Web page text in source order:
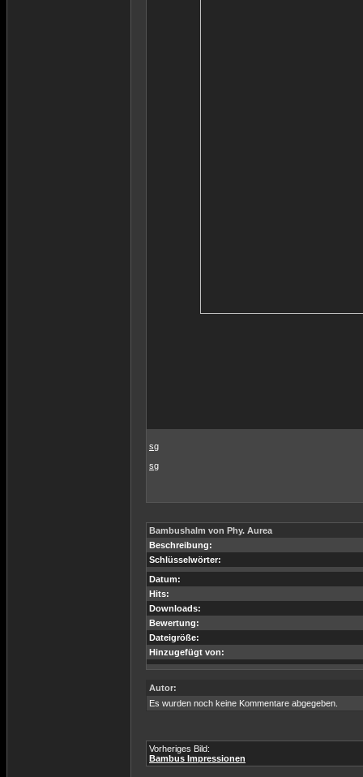
sg
sg
Bambushalm von Phy. Aurea
Beschreibung:
Schlüsselwörter:
Datum:
Hits:
Downloads:
Bewertung:
Dateigröße:
Hinzugefügt von:
Autor:
Es wurden noch keine Kommentare abgegeben.
Vorheriges Bild:
Bambus Impressionen